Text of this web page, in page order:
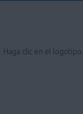
clic en el logotipo.